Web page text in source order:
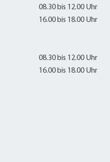
08.30 bis 12.00 Uhr
16.00 bis 18.00 Uhr
08.30 bis 12.00 Uhr
16.00 bis 18.00 Uhr